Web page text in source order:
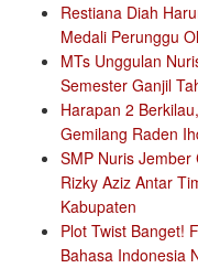
Restiana Diah
Medali Perunggu
MTs Unggulan
Semester Ganjil
Harapan 2
Gemilang Raden
SMP Nuris
Rizky Aziz Antar
Kabupaten
Plot Twist Banget!
Bahasa Indonesia